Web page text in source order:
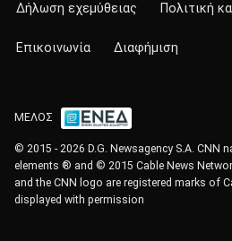
Δήλωση εχεμύθειας Πολιτική
Επικοινωνία Διαφήμιση
ΜΕΛΟΣ
© 2015 - 2026 D.G. Newsagency S.A. CNN
elements ® and © 2015 Cable News
and the CNN logo are registered marks of
displayed with permission